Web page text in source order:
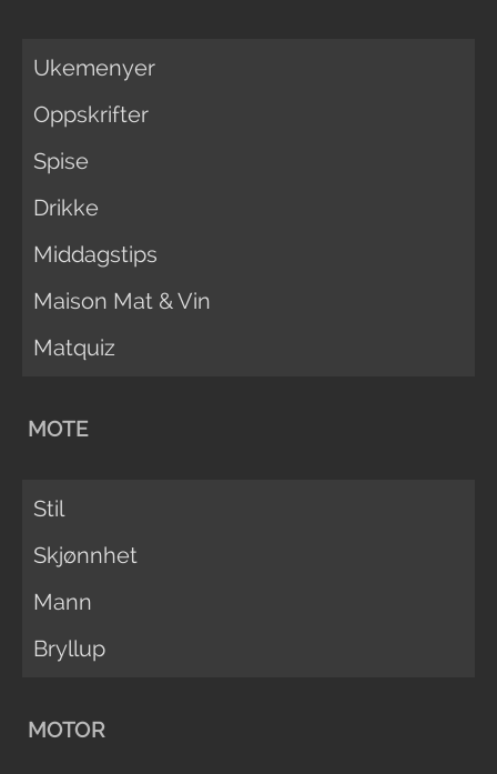
Ukemenyer
Oppskrifter
Spise
Drikke
Middagstips
Maison Mat & Vin
Matquiz
MOTE
Stil
Skjønnhet
Mann
Bryllup
MOTOR